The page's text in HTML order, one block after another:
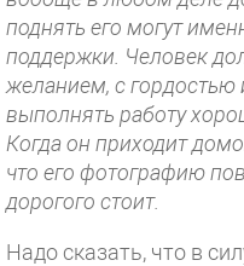
поднять его могут
поддержки. Человек
желанием, с гордостью
выполнять работу
Когда он приходит
что его фотографию
дорогого стоит.
Надо сказать, что в